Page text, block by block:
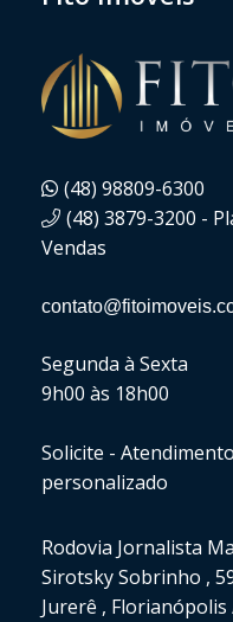
(48) 98809-6300
(48) 3879-3200 -
Vendas
Segunda à Sexta
9h00 às 18h00
Solicite -
personalizado
Rodovia Jornalista
Sirotsky Sobrinho ,
Jurerê , Florianópolis